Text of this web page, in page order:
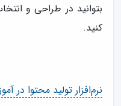
بتوانید در طراحی و
کنید.
نرم‌افزار تولید محتوا در